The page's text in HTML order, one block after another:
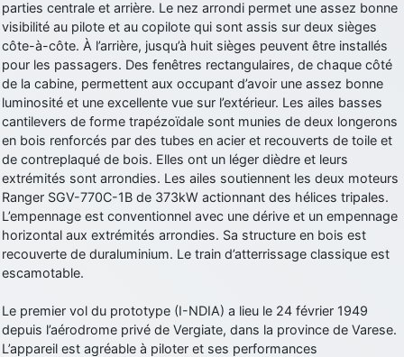
yaellerigolow
: bonjour a tous je suis un élève de première
passionnée par l'aviation militaire , pourrais je savoir que faire après
le lycée pour s'orienter et pouvoir devenir officier de l'armée de l'air?
d9pouces: lesquels, par exemple ?
mahmoud: bonsoir, très instructif ce site .mais nous aimerions avoir
les photo des anciens appareils de l'armée de l'air de la haute -volta
d9pouces: Ça me casse quand même bien les pieds, j’avoue
jericho: Pour moi tout est à nouveau OK dirait-on… Merci à toi.
d9pouces
: En espérant n’avoir coupé les accessoires de personne
au passage !
d9pouces : j'ai trouvé un palliatif un peu violent, mais ça devrait aller
un peu mieux
par terre
jericho: Ah ben je peux te confirmer que j'étais resté dans le filtre…
parties centrale et arrière. Le nez arrondi permet une assez bonne
visibilité au pilote et au copilote qui sont assis sur deux sièges
côte-à-côte. À l’arrière, jusqu’à huit sièges peuvent être installés
pour les passagers. Des fenêtres rectangulaires, de chaque côté
de la cabine, permettent aux occupant d’avoir une assez bonne
luminosité et une excellente vue sur l’extérieur. Les ailes basses
cantilevers de forme trapézoïdale sont munies de deux longerons
en bois renforcés par des tubes en acier et recouverts de toile et
de contreplaqué de bois. Elles ont un léger dièdre et leurs
extrémités sont arrondies. Les ailes soutiennent les deux moteurs
Ranger SGV-770C-1B de 373kW actionnant des hélices tripales.
L’empennage est conventionnel avec une dérive et un empennage
horizontal aux extrémités arrondies. Sa structure en bois est
recouverte de duraluminium. Le train d’atterrissage classique est
escamotable.
Le premier vol du prototype (I-NDIA) a lieu le 24 février 1949
depuis l’aérodrome privé de Vergiate, dans la province de Varese.
L’appareil est agréable à piloter et ses performances